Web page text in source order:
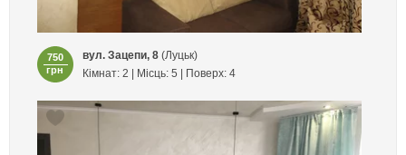
750
грн
вул. Зацепи, 8(Луцьк)
Кімнат: 2 | Місць: 5 | Поверх: 4